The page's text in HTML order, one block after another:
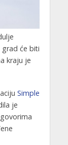
će biti
kraju je
Simple
je